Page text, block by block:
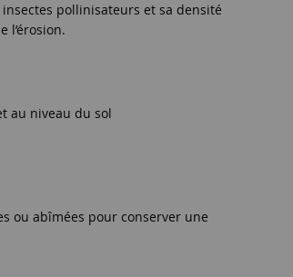
pollinisateurs et sa densité
l’érosion.
au niveau du sol
ou abîmées pour conserver une